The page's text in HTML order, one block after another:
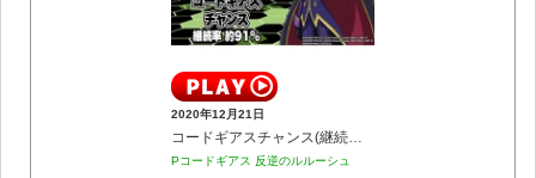
2020年12月21日
コードギアスチャンス(継続率 約91%のHYPER1種2種混合機)
Pコードギアス 反逆のルルーシュ